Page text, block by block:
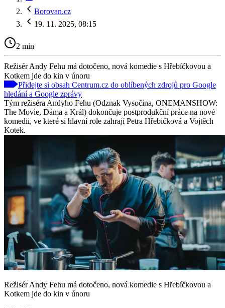
Borovan.cz
19. 11. 2025, 08:15
2 min
Režisér Andy Fehu má dotočeno, nová komedie s Hřebíčkovou a
Kotkem jde do kin v únoru
Přidejte si obsah Centrum.cz do oblíbených zdrojů pro Google
hledání a Google zprávy
Tým režiséra Andyho Fehu (Odznak Vysočina, ONEMANSHOW:
The Movie, Dáma a Král) dokončuje postprodukční práce na nové
komedii, ve které si hlavní role zahrají Petra Hřebíčková a Vojtěch
Kotek.
Režisér Andy Fehu má dotočeno, nová komedie s Hřebíčkovou a
Kotkem jde do kin v únoru